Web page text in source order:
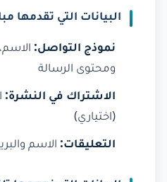
البيانات التي تقدمها
نموذج التواصل: الاسم،
ومحتوى الرسالة
الاشتراك في النشرة:
(اختياري)
التعليقات: الاسم